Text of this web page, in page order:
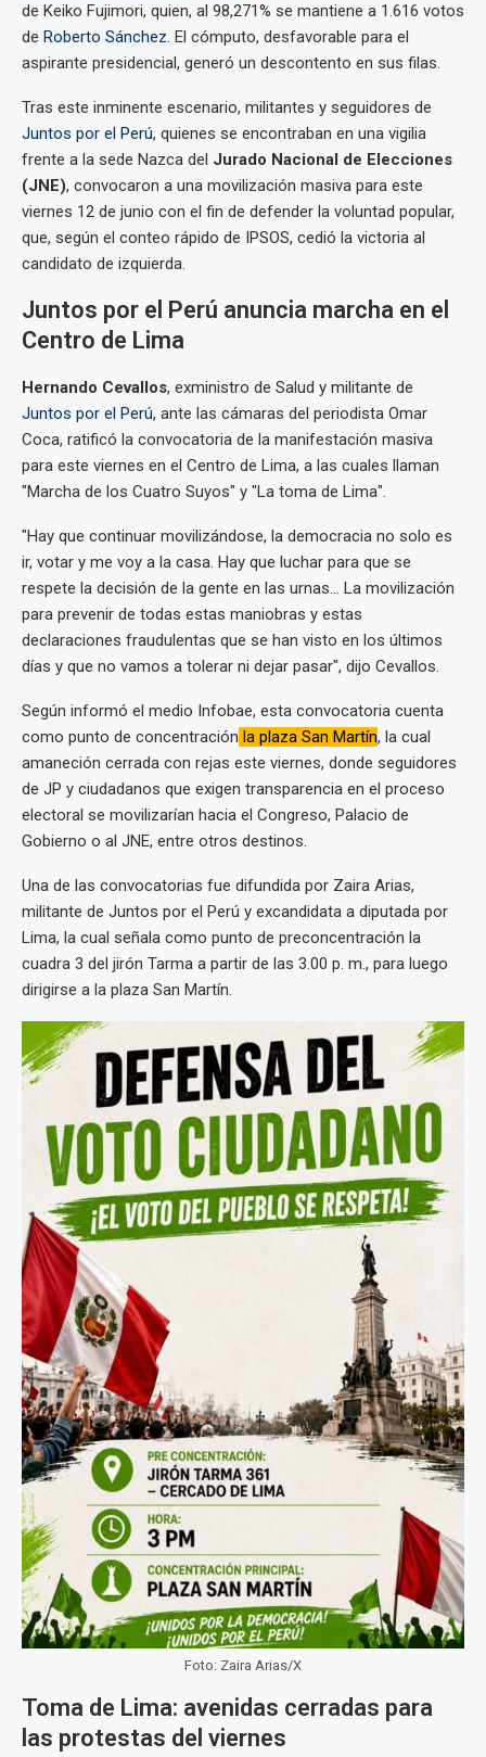
de Keiko Fujimori, quien, al 98,271% se mantiene a 1.616 votos
de Roberto Sánchez. El cómputo, desfavorable para el
aspirante presidencial, generó un descontento en sus filas.
Tras este inminente escenario, militantes y seguidores de
Juntos por el Perú, quienes se encontraban en una vigilia
frente a la sede Nazca del Jurado Nacional de Elecciones
(JNE), convocaron a una movilización masiva para este
viernes 12 de junio con el fin de defender la voluntad popular,
que, según el conteo rápido de IPSOS, cedió la victoria al
candidato de izquierda.
Juntos por el Perú anuncia marcha en el
Centro de Lima
Hernando Cevallos, exministro de Salud y militante de
Juntos por el Perú, ante las cámaras del periodista Omar
Coca, ratificó la convocatoria de la manifestación masiva
para este viernes en el Centro de Lima, a las cuales llaman
"Marcha de los Cuatro Suyos" y "La toma de Lima".
"Hay que continuar movilizándose, la democracia no solo es
ir, votar y me voy a la casa. Hay que luchar para que se
respete la decisión de la gente en las urnas... La movilización
para prevenir de todas estas maniobras y estas
declaraciones fraudulentas que se han visto en los últimos
días y que no vamos a tolerar ni dejar pasar", dijo Cevallos.
Según informó el medio Infobae, esta convocatoria cuenta
como punto de concentración la plaza San Martín, la cual
amaneción cerrada con rejas este viernes, donde seguidores
de JP y ciudadanos que exigen transparencia en el proceso
electoral se movilizarían hacia el Congreso, Palacio de
Gobierno o al JNE, entre otros destinos.
Una de las convocatorias fue difundida por Zaira Arias,
militante de Juntos por el Perú y excandidata a diputada por
Lima, la cual señala como punto de preconcentración la
cuadra 3 del jirón Tarma a partir de las 3.00 p. m., para luego
dirigirse a la plaza San Martín.
Foto: Zaira Arias/X
Toma de Lima: avenidas cerradas para
las protestas del viernes